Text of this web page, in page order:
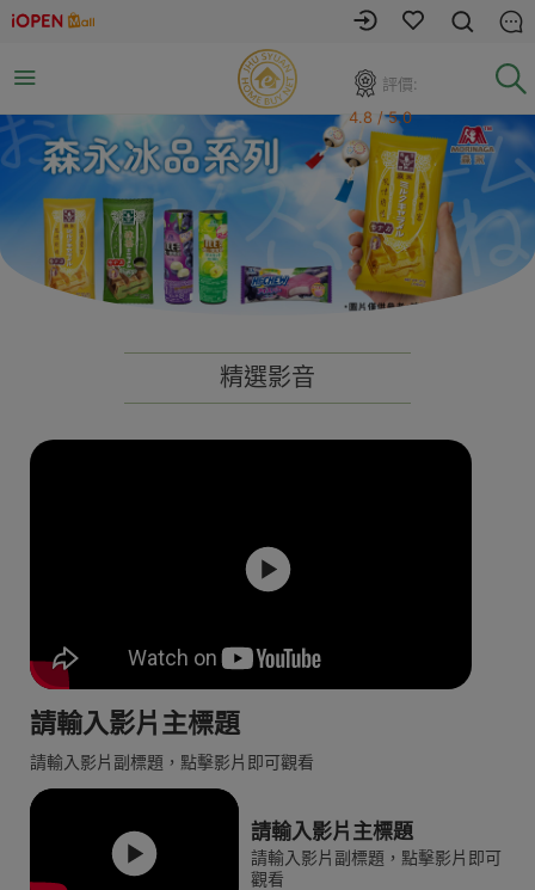
評價:
4.8 / 5.0
精選影音
請輸入影片主標題
請輸入影片副標題，點擊影片即可觀看
請輸入影片主標題
請輸入影片副標題，點擊影片即可
觀看